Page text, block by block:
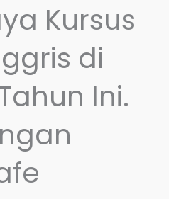
Kursus
di
Ini.